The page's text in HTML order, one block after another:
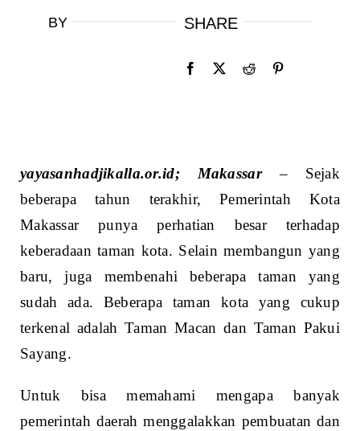
BY SHARE
yayasanhadjikalla.or.id; Makassar– Sejak
beberapa tahun terakhir, Pemerintah Kota
Makassar punya perhatian besar terhadap
keberadaan taman kota. Selain membangun yang
baru, juga membenahi beberapa taman yang
sudah ada. Beberapa taman kota yang cukup
terkenal adalah Taman Macan dan Taman Pakui
Sayang.
Untuk bisa memahami mengapa banyak
pemerintah daerah menggalakkan pembuatan dan